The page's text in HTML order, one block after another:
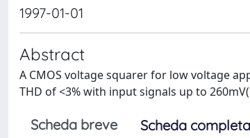
1997-01-01
Abstract
A CMOS voltage squarer for low voltage
THD of <3% with input signals up to
Scheda breve Scheda completa